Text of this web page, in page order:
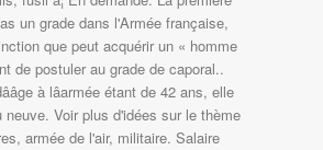
un grade dans l'Armée française,
que peut acquérir un « homme
de postuler au grade de caporal..
à lâarmée étant de 42 ans, elle
neuve. Voir plus d'idées sur le thème
armée de l'air, militaire. Salaire